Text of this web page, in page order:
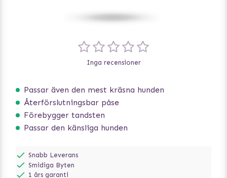
Passar även den mest kräsna hunden
Återförslutningsbar påse
Förebygger tandsten
Passar den känsliga hunden
Inga recensioner
Snabb Leverans
Smidiga Byten
1 års garanti